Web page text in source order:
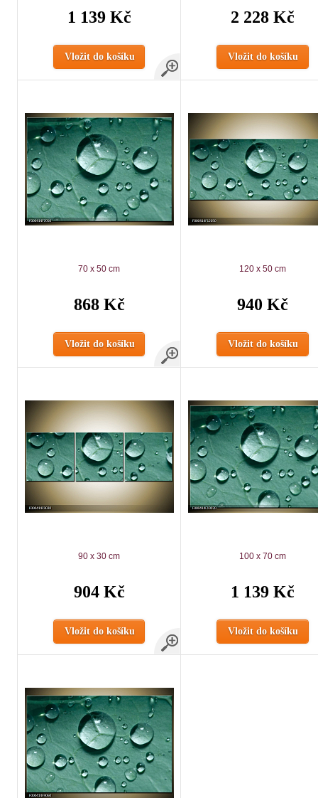
1 139 Kč
Vložit do košíku
2 228 Kč
Vložit do košíku
70 x 50 cm
868 Kč
Vložit do košíku
120 x 50 cm
940 Kč
Vložit do košíku
90 x 30 cm
904 Kč
Vložit do košíku
100 x 70 cm
1 139 Kč
Vložit do košíku